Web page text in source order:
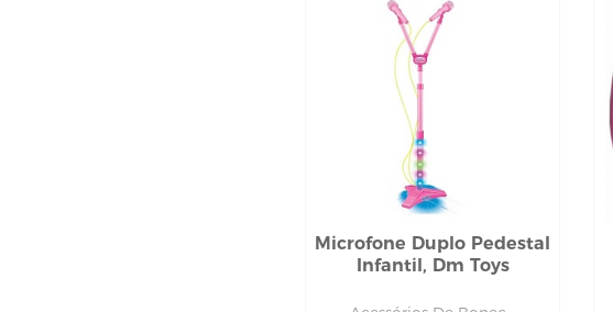
Microfone Duplo Pedestal
Infantil, Dm Toys